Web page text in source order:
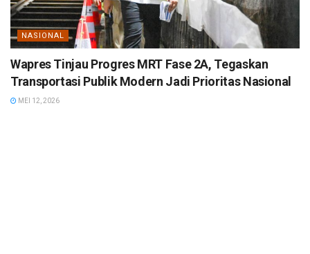
NASIONAL
Wapres Tinjau Progres MRT Fase 2A, Tegaskan
Transportasi Publik Modern Jadi Prioritas Nasional
MEI 12, 2026